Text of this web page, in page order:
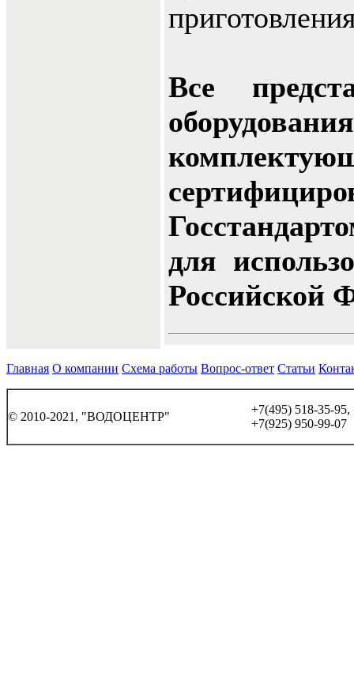
Все
для
Российской
Главная О компании Схема работы Вопрос-ответ Статьи
© 2010-2021, "ВОДОЦЕНТР"
+7(495) 518-35-
+7(925) 950-99-07